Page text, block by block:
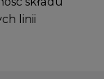
linii